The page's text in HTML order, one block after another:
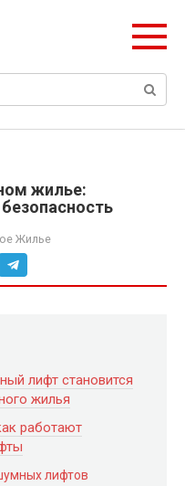
жилье:
Жилье
лифт становится
жилья
работают
лифтов